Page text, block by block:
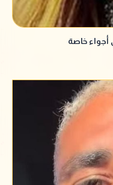
أجواء خاصة